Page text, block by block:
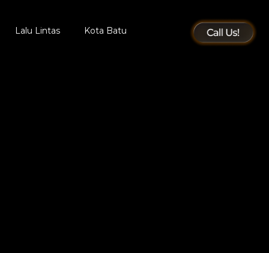
Lalu Lintas Kota Batu